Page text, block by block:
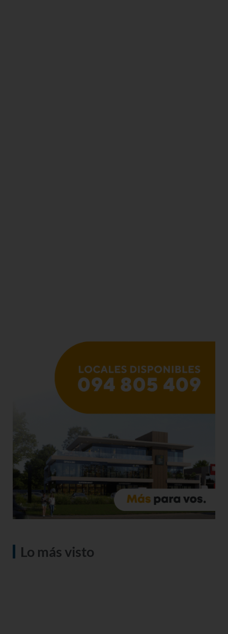
Lo más visto